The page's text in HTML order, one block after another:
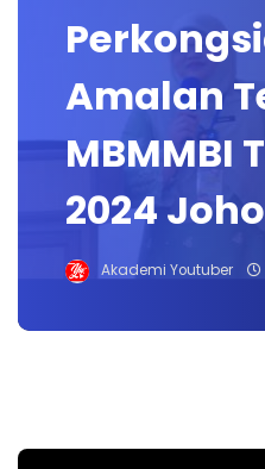
Amalan
MBMMBI
2024
Akademi Youtuber